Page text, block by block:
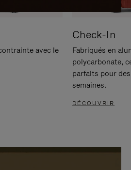
avec le
Check-In
Fabriqués en
polycarbonate,
parfaits pour
semaines.
DÉCOUVRIR